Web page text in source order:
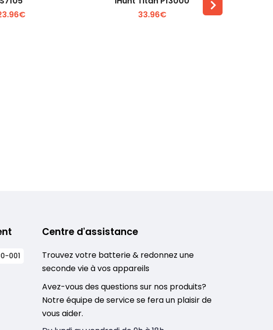
plus + Voir plus +
33.96€
001
Centre d'assistance
Trouvez votre batterie & redonnez une
seconde vie à vos appareils
Avez-vous des questions sur nos produits?
Notre équipe de service se fera un plaisir de
vous aider.